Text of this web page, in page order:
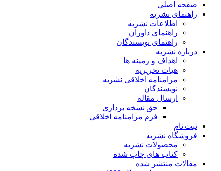
صفحه اصلی
راهنمای نشریه
اطلاعات نشریه
راهنمای داوران
راهنمای نویسندگان
درباره نشریه
اهداف و زمینه ها
هیات تحریریه
مرامنامه اخلاقی نشریه
نویسندگان
ارسال مقاله
حق نسخه برداری
فرم مرامنامه اخلاقی
ثبت نام
فروشگاه نشریه
محصولات نشریه
کتاب های چاپ شده
مقالات منتشر شده